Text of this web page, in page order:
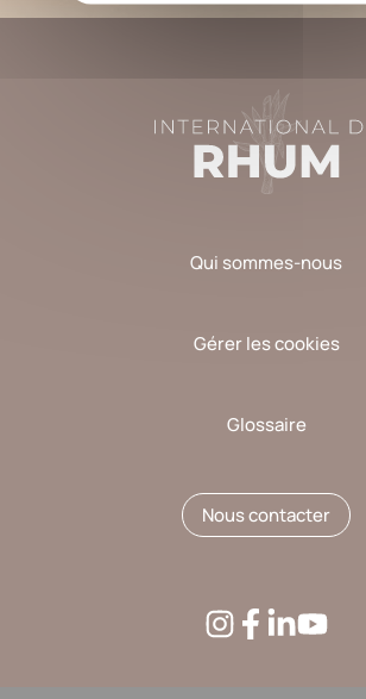
vide.
Qui sommes-nous
Gérer les cookies
Glossaire
Nous contacter